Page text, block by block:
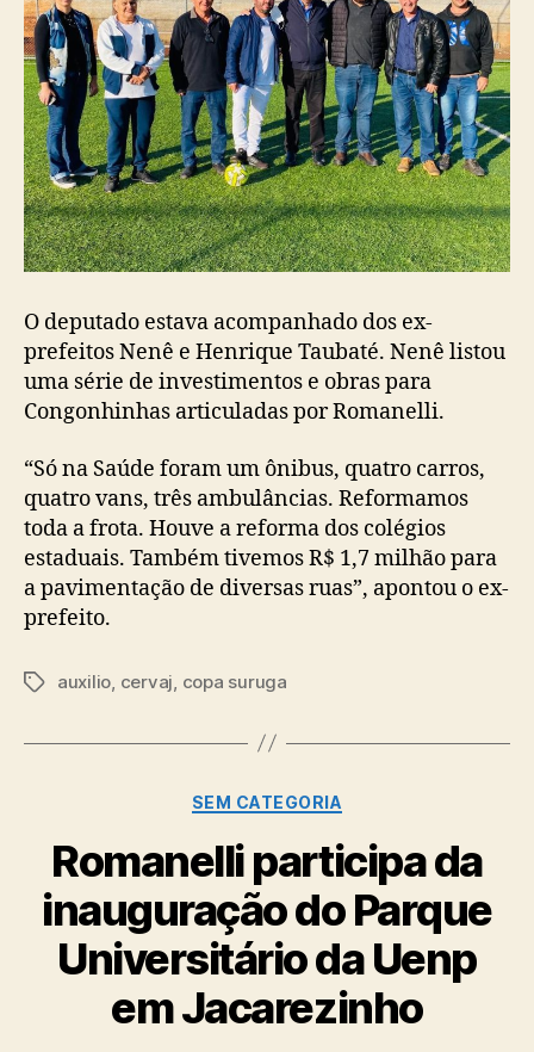
O deputado estava acompanhado dos ex-
prefeitos Nenê e Henrique Taubaté. Nenê listou
uma série de investimentos e obras para
Congonhinhas articuladas por Romanelli.
“Só na Saúde foram um ônibus, quatro carros,
quatro vans, três ambulâncias. Reformamos
toda a frota. Houve a reforma dos colégios
estaduais. Também tivemos R$ 1,7 milhão para
a pavimentação de diversas ruas”, apontou o ex-
prefeito.
Tagsauxilio cervaj copa suruga
Categorias
SEM CATEGORIA
Romanelli participa da
inauguração do Parque
Universitário da Uenp
em Jacarezinho